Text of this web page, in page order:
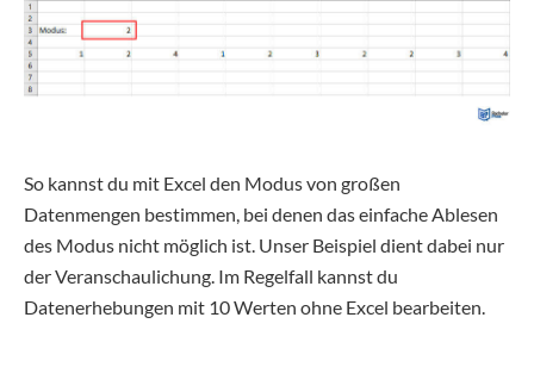
So kannst du mit Excel den Modus von großen
Datenmengen bestimmen, bei denen das einfache Ablesen
des Modus nicht möglich ist. Unser Beispiel dient dabei nur
der Veranschaulichung. Im Regelfall kannst du
Datenerhebungen mit 10 Werten ohne Excel bearbeiten.